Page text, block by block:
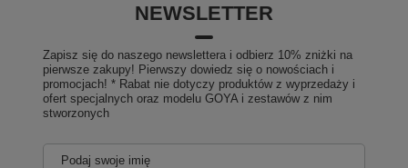
NEWSLETTER
Zapisz się do naszego newslettera i odbierz 10% zniżki na
pierwsze zakupy! Pierwszy dowiedz się o nowościach i
promocjach! * Rabat nie dotyczy produktów z wyprzedaży i
ofert specjalnych oraz modelu GOYA i zestawów z nim
stworzonych
Podaj swoje imię